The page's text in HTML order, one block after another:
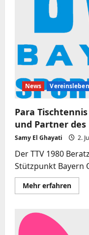
News Vereinsleben
Para
und Partner des
Samy El Ghayati 2.
Der TTV 1980
Stützpunkt Bayern
Mehr erfahrenMehr